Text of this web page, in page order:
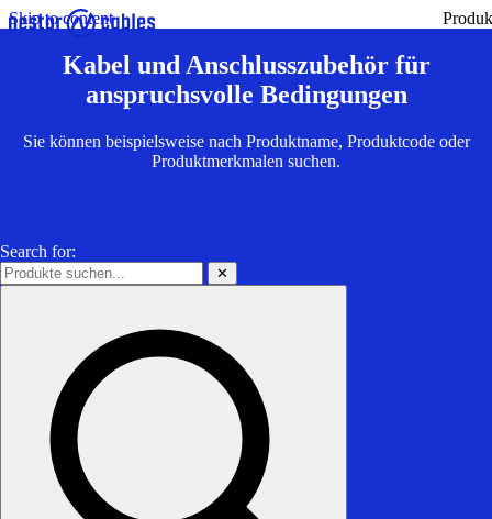
Skip to content
Kabel und Anschlusszubehör für
anspruchsvolle Bedingungen
Sie können beispielsweise nach Produktname, Produktcode oder
Produktmerkmalen suchen.
Search for:
✕